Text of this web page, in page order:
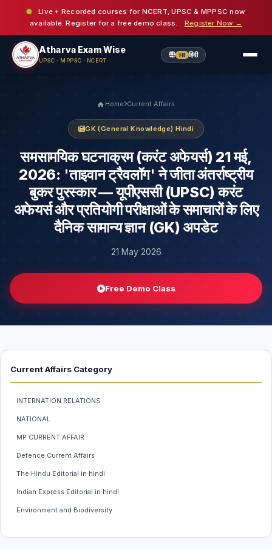
Live + Recorded courses for NCERT, UPSC & MPPSC now
available. Register for a free demo class.
Register Now →
Atharva Exam Wise
UPSC · MPPSC · NCERT
HI हिंदी
Home Current Affairs
GK (General Knowledge) Hindi
समसामयिक घटनाक्रम (करंट अफेयर्स) 21 मई,
2026: 'ताइवान ट्रैवलॉग' ने जीता अंतर्राष्ट्रीय
बुकर पुरस्कार — यूपीएससी (UPSC) करंट
अफेयर्स और प्रतियोगी परीक्षाओं के समाचारों के लिए
दैनिक सामान्य ज्ञान (GK) अपडेट
21 May 2026
Free Demo Class
Current Affairs Category
INTERNATION RELATIONS
NATIONAL
MP CURRENT AFFAIR
Defence Current Affairs
The Hindu Editorial in hindi
Indian Express Editorial in hindi
Environment and Biodiversity